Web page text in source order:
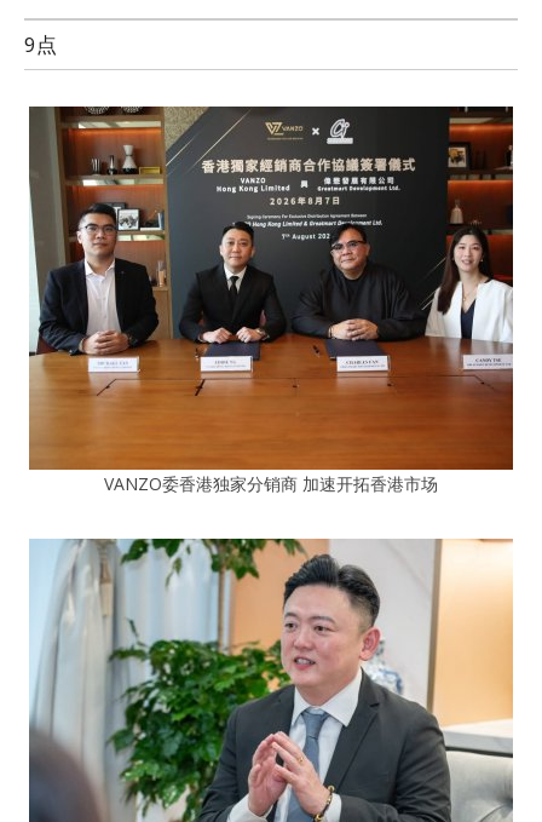
9点
VANZO委香港独家分销商 加速开拓香港市场